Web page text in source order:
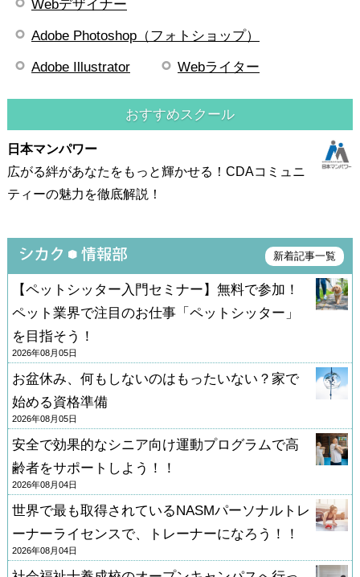
Webデザイナー
Adobe Photoshop（フォトショップ）
Adobe Illustrator Webライター
おすすめスクール
日本マンパワー
広がる絆があなたをもっと輝かせる！CDAコミュニ
ティーの魅力を徹底解説！
新着記事一覧
【ペットシッター入門セミナー】無料で参加！
ペット業界で注目のお仕事「ペットシッター」
を目指そう！
2026年08月05日
お盆休み、何もしないのはもったいない？家で
始める資格準備
2026年08月05日
安全で効果的なシニア向け運動プログラムで高
齢者をサポートしよう！！
2026年08月04日
世界で最も取得されているNASMパーソナルトレ
ーナーライセンスで、トレーナーになろう！！
2026年08月04日